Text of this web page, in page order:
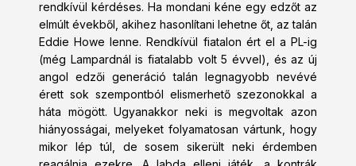
rendkívül kérdéses. Ha mondani kéne egy edzőt az
elmúlt évekből, akihez hasonlítani lehetne őt, az talán
Eddie Howe lenne. Rendkívül fiatalon ért el a PL-ig
(még Lampardnál is fiatalabb volt 5 évvel), és az új
angol edzői generáció talán legnagyobb nevévé
érett sok szempontból elismerhető szezonokkal a
háta mögött. Ugyanakkor neki is megvoltak azon
hiányosságai, melyeket folyamatosan vártunk, hogy
mikor lép túl, de sosem sikerült neki érdemben